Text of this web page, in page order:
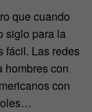
que cuando
siglo para la
fácil. Las redes
hombres con
con